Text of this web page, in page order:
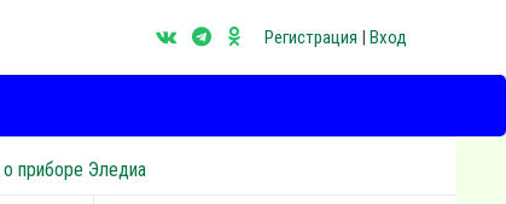
Регистрация | Вход
приборе Эледиа